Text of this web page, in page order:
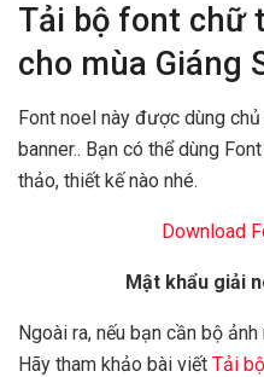
Tải bộ font chữ
cho mùa Giáng
Font noel này được dùng
banner.. Bạn có thể dùng
thảo, thiết kế nào nhé.
Download
Mật khẩu giải
Ngoài ra, nếu bạn cần bộ
Hãy tham khảo bài viết Tải